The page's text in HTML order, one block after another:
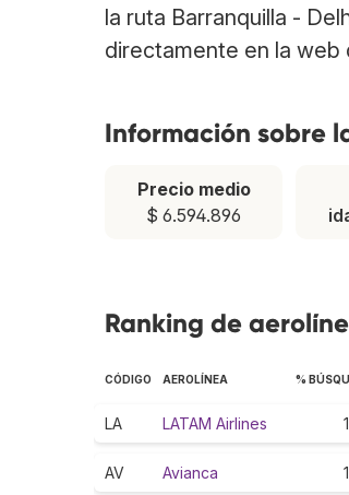
la ruta Barranquilla -
directamente en la web
Información sobre
Precio medio
$ 6.594.896
Ranking de
CÓDIGO AEROLÍNEA %
LA LATAM Airlines
AV Avianca